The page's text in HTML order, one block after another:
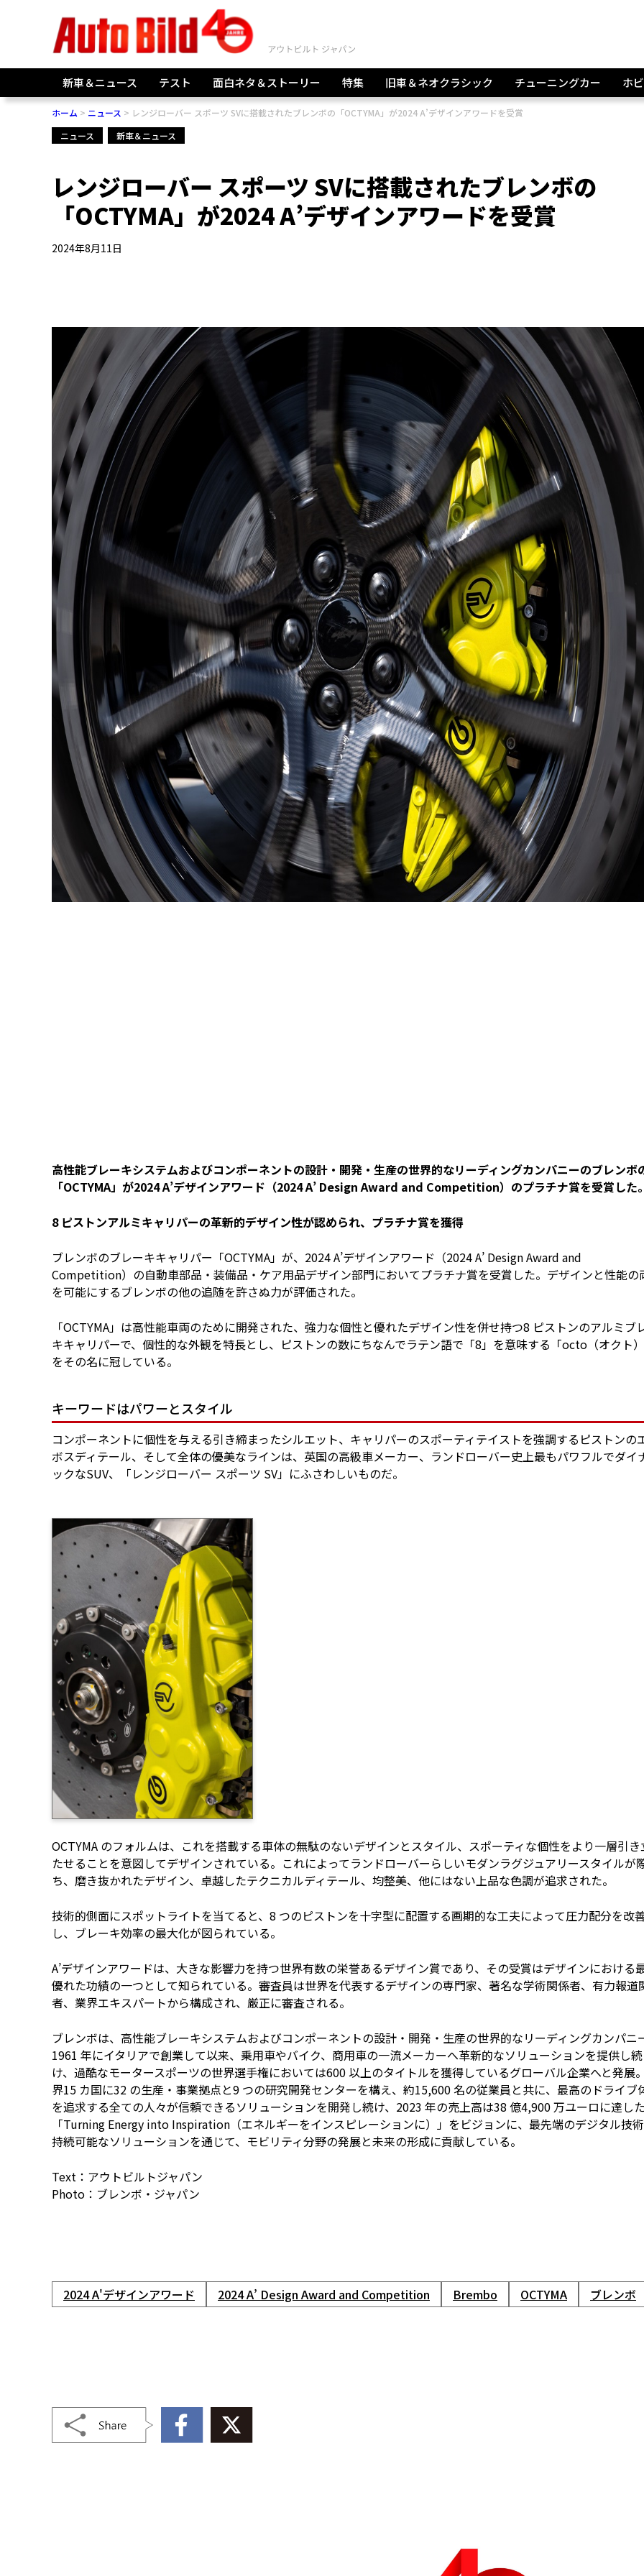
新車＆ニュース テスト 面白ネタ＆ストーリー 特集 旧車＆ネオクラシック チューニングカー ホ
ホーム ニュース
レンジローバー スポーツ SVに搭載されたブレンボの「OCTYMA」が2024 A’デザインアワードを受賞
ニュース
新車＆ニュース
レンジローバー スポーツ SVに搭載されたブレンボの
「OCTYMA」が2024 A’デザインアワードを受賞
2024年8月11日
高性能ブレーキシステムおよびコンポーネントの設計・開発・生産の世界的なリーディングカンパニーのブレンボ
「OCTYMA」が2024 A’デザインアワード（2024 A’ Design Award and Competition）のプラチナ賞を受賞した。
8 ピストンアルミキャリパーの革新的デザイン性が認められ、プラチナ賞を獲得
ブレンボのブレーキキャリパー「OCTYMA」が、2024 A’デザインアワード（2024 A’ Design Award and
Competition）の自動車部品・装備品・ケア用品デザイン部門においてプラチナ賞を受賞した。デザインと性能の
を可能にするブレンボの他の追随を許さぬ力が評価された。
「OCTYMA」は高性能車両のために開発された、強力な個性と優れたデザイン性を併せ持つ8 ピストンのアルミブ
キキャリパーで、個性的な外観を特長とし、ピストンの数にちなんでラテン語で「8」を意味する「octo（オクト）
をその名に冠している。
キーワードはパワーとスタイル
コンポーネントに個性を与える引き締まったシルエット、キャリパーのスポーティテイストを強調するピストンの
ボスディテール、そして全体の優美なラインは、英国の高級車メーカー、ランドローバー史上最もパワフルでダイ
ックなSUV、「レンジローバー スポーツ SV」にふさわしいものだ。
OCTYMA のフォルムは、これを搭載する車体の無駄のないデザインとスタイル、スポーティな個性をより一層引き
たせることを意図してデザインされている。これによってランドローバーらしいモダンラグジュアリースタイルが
ち、磨き抜かれたデザイン、卓越したテクニカルディテール、均整美、他にはない上品な色調が追求された。
技術的側面にスポットライトを当てると、8 つのピストンを十字型に配置する画期的な工夫によって圧力配分を改
し、ブレーキ効率の最大化が図られている。
A’デザインアワードは、大きな影響力を持つ世界有数の栄誉あるデザイン賞であり、その受賞はデザインにおける
優れた功績の一つとして知られている。審査員は世界を代表するデザインの専門家、著名な学術関係者、有力報道
者、業界エキスパートから構成され、厳正に審査される。
ブレンボは、高性能ブレーキシステムおよびコンポーネントの設計・開発・生産の世界的なリーディングカンパニ
1961 年にイタリアで創業して以来、乗用車やバイク、商用車の一流メーカーへ革新的なソリューションを提供し続
け、過酷なモータースポーツの世界選手権においては600 以上のタイトルを獲得しているグローバル企業へと発展
界15 カ国に32 の生産・事業拠点と9 つの研究開発センターを構え、約15,600 名の従業員と共に、最高のドライブ
を追求する全ての人々が信頼できるソリューションを開発し続け、2023 年の売上高は38 億4,900 万ユーロに達した
「Turning Energy into Inspiration（エネルギーをインスピレーションに）」をビジョンに、最先端のデジタル技
持続可能なソリューションを通じて、モビリティ分野の発展と未来の形成に貢献している。
Text：アウトビルトジャパン
Photo：ブレンボ・ジャパン
2024 A'デザインアワード 2024 A’ Design Award and Competition Brembo OCTYMA ブレンボ